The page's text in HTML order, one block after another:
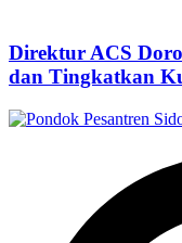
Direktur ACS
dan Tingkatkan